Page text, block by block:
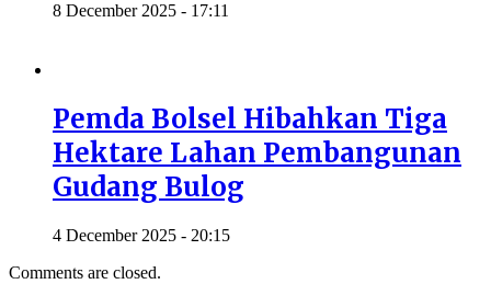
8 December 2025 - 17:11
Pemda Bolsel Hibahkan Tiga
Hektare Lahan Pembangunan
Gudang Bulog
4 December 2025 - 20:15
Comments are closed.